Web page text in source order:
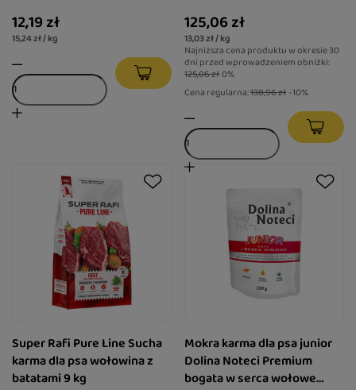
12,19 zł
15,24 zł / kg
125,06 zł
13,03 zł / kg
Najniższa cena produktu w okresie 30
dni przed wprowadzeniem obniżki:
125,06 zł0%
Cena regularna:138,96 zł -10%
Super Rafi Pure Line Sucha
karma dla psa wołowina z
batatami 9 kg
Mokra karma dla psa junior
Dolina Noteci Premium
bogata w serca wołowe